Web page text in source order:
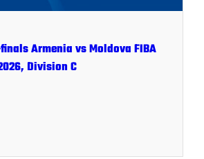
Armenia vs Moldova FIBA
Division C